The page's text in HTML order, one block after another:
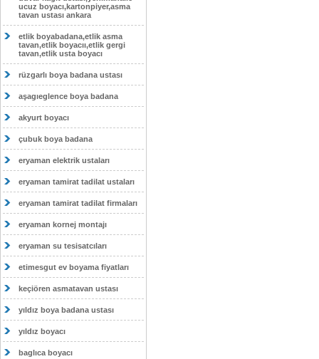
ucuz boyacı,kartonpiyer,asma
tavan ustası ankara
etlik boyabadana,etlik asma
tavan,etlik boyacıı,etlik gergi
tavan,etlik usta boyacı
rüzgarlı boya badana ustası
aşagıeglence boya badana
akyurt boyacı
çubuk boya badana
eryaman elektrik ustaları
eryaman tamirat tadilat ustaları
eryaman tamirat tadilat firmaları
eryaman kornej montajı
eryaman su tesisatcıları
etimesgut ev boyama fiyatları
keçiören asmatavan ustası
yıldız boya badana ustası
yıldız boyacı
baglıca boyacı